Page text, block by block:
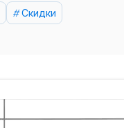
Скидки